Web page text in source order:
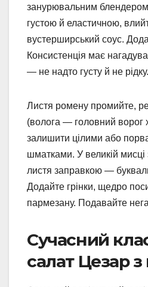
занурювальним
густою й еластичною,
вустерширський соус.
Консистенція має
— не надто густу й не рідку.
Листя ромену промийте,
(волога — головний ворог
залишити цілими або
шматками. У великій мисці
листя заправкою —
Додайте грінки, щедро
пармезану. Подавайте
Сучасний
салат Цезар